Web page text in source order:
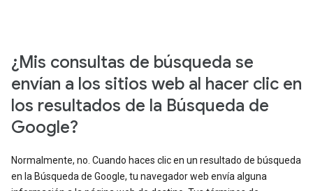
¿Mis consultas de búsqueda se
envían a los sitios web al hacer clic en
los resultados de la Búsqueda de
Google?
Normalmente, no. Cuando haces clic en un resultado de búsqueda
en la Búsqueda de Google, tu navegador web envía alguna